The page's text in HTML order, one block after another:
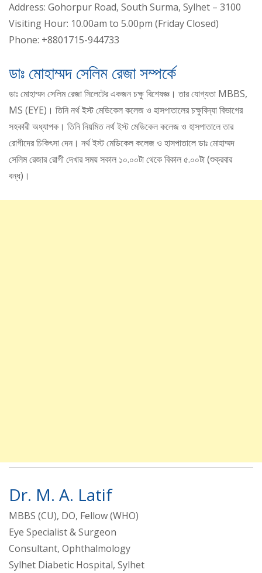
Address: Gohorpur Road, South Surma, Sylhet – 3100
Visiting Hour: 10.00am to 5.00pm (Friday Closed)
Phone: +8801715-944733
ডাঃ মোহাম্মদ সেলিম রেজা সম্পর্কে
ডাঃ মোহাম্মদ সেলিম রেজা সিলেটের একজন চক্ষু বিশেষজ্ঞ। তার যোগ্যতা MBBS,
MS (EYE)। তিনি নর্থ ইস্ট মেডিকেল কলেজ ও হাসপাতালের চক্ষুবিদ্যা বিভাগের
সহকারী অধ্যাপক। তিনি নিয়মিত নর্থ ইস্ট মেডিকেল কলেজ ও হাসপাতালে তার
রোগীদের চিকিৎসা দেন। নর্থ ইস্ট মেডিকেল কলেজ ও হাসপাতালে ডাঃ মোহাম্মদ
সেলিম রেজার রোগী দেখার সময় সকাল ১০.০০টা থেকে বিকাল ৫.০০টা (শুক্রবার
বন্ধ)।
Dr. M. A. Latif
MBBS (CU), DO, Fellow (WHO)
Eye Specialist & Surgeon
Consultant, Ophthalmology
Sylhet Diabetic Hospital, Sylhet